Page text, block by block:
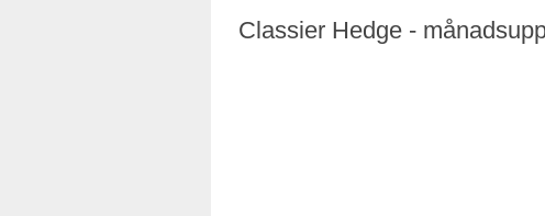
Classier Hedge -